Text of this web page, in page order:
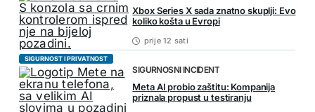
Xbox Series X sada znatno skuplji: Evo
koliko košta u Evropi
prije 12 sati
SIGURNOST I PRIVATNOST
SIGURNOSNI INCIDENT
Meta AI probio zaštitu: Kompanija
priznala propust u testiranju